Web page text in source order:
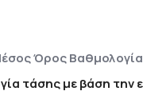
Όρος
τάσης με βάση την